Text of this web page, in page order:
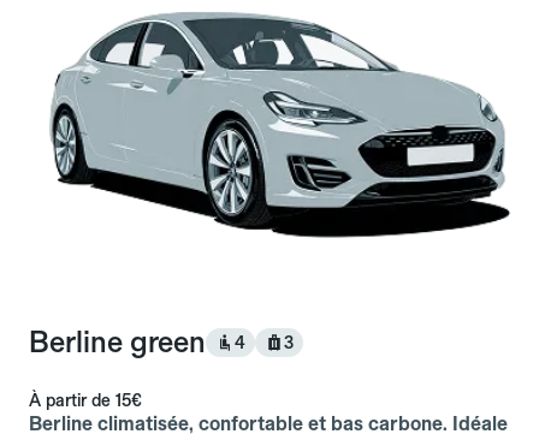
Berline green 4 3
À partir de 15€
Berline climatisée, confortable et bas carbone. Idéale